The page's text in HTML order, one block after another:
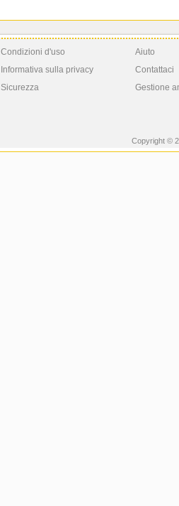
Condizioni d'uso
Informativa sulla privacy
Sicurezza
Aiuto
Contattaci
Gestione
Copyright ©